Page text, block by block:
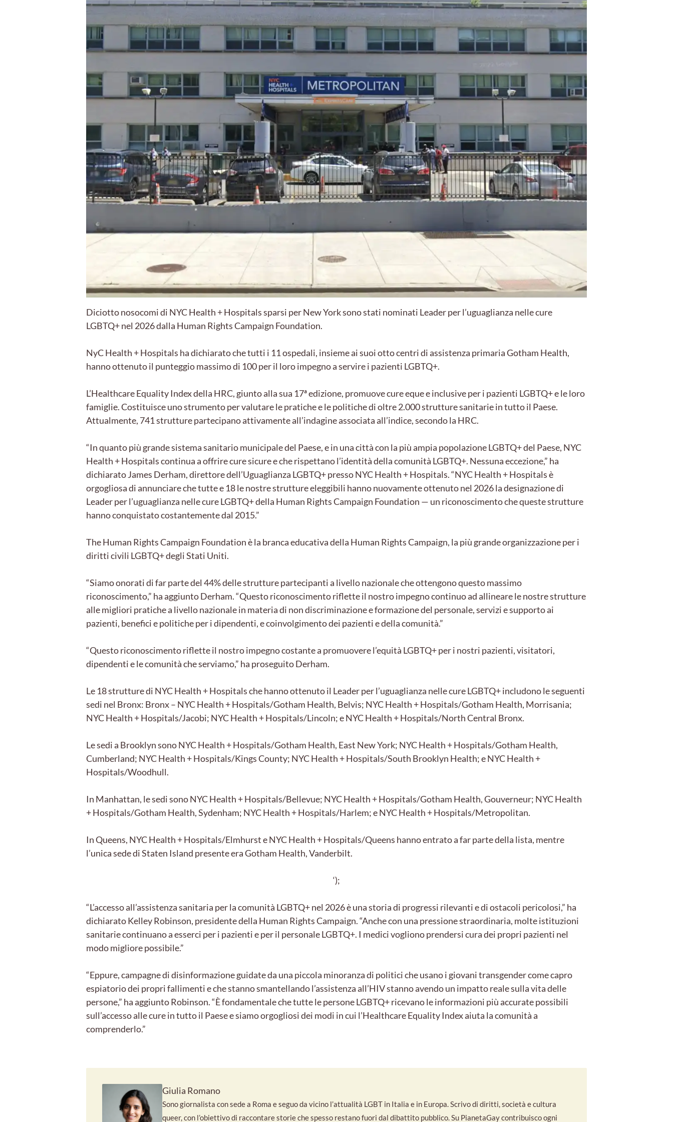
Diciotto nosocomi di NYC Health + Hospitals sparsi per New York sono stati nominati Leader per l’uguaglianza nelle cure
LGBTQ+ nel 2026 dalla Human Rights Campaign Foundation.
NyC Health + Hospitals ha dichiarato che tutti i 11 ospedali, insieme ai suoi otto centri di assistenza primaria Gotham Health,
hanno ottenuto il punteggio massimo di 100 per il loro impegno a servire i pazienti LGBTQ+.
L’Healthcare Equality Index della HRC, giunto alla sua 17ª edizione, promuove cure eque e inclusive per i pazienti LGBTQ+ e le loro
famiglie. Costituisce uno strumento per valutare le pratiche e le politiche di oltre 2.000 strutture sanitarie in tutto il Paese.
Attualmente, 741 strutture partecipano attivamente all’indagine associata all’indice, secondo la HRC.
“In quanto più grande sistema sanitario municipale del Paese, e in una città con la più ampia popolazione LGBTQ+ del Paese, NYC
Health + Hospitals continua a offrire cure sicure e che rispettano l’identità della comunità LGBTQ+. Nessuna eccezione,” ha
dichiarato James Derham, direttore dell’Uguaglianza LGBTQ+ presso NYC Health + Hospitals. “NYC Health + Hospitals è
orgogliosa di annunciare che tutte e 18 le nostre strutture eleggibili hanno nuovamente ottenuto nel 2026 la designazione di
Leader per l’uguaglianza nelle cure LGBTQ+ della Human Rights Campaign Foundation — un riconoscimento che queste strutture
hanno conquistato costantemente dal 2015.”
TheHuman Rights Campaign Foundation è la branca educativa della Human Rights Campaign, la più grande organizzazione per i
diritti civili LGBTQ+ degli Stati Uniti.
“Siamo onorati di far parte del 44% delle strutture partecipanti a livello nazionale che ottengono questo massimo
riconoscimento,” ha aggiunto Derham. “Questo riconoscimento riflette il nostro impegno continuo ad allineare le nostre strutture
alle migliori pratiche a livello nazionale in materia di non discriminazione e formazione del personale, servizi e supporto ai
pazienti, benefici e politiche per i dipendenti, e coinvolgimento dei pazienti e della comunità.”
“Questo riconoscimento riflette il nostro impegno costante a promuovere l’equità LGBTQ+ per i nostri pazienti, visitatori,
dipendenti e le comunità che serviamo,” ha proseguito Derham.
Le 18 strutture di NYC Health + Hospitals che hanno ottenuto il Leader per l’uguaglianza nelle cure LGBTQ+ includono le seguenti
sedi nel Bronx: Bronx – NYC Health + Hospitals/Gotham Health, Belvis; NYC Health + Hospitals/Gotham Health, Morrisania;
NYC Health + Hospitals/Jacobi; NYC Health + Hospitals/Lincoln; e NYC Health + Hospitals/North Central Bronx.
Le sedi a Brooklyn sono NYC Health + Hospitals/Gotham Health, East New York; NYC Health + Hospitals/Gotham Health,
Cumberland; NYC Health + Hospitals/Kings County; NYC Health + Hospitals/South Brooklyn Health; e NYC Health +
Hospitals/Woodhull.
In Manhattan, le sedi sono NYC Health + Hospitals/Bellevue; NYC Health + Hospitals/Gotham Health, Gouverneur; NYC Health
+ Hospitals/Gotham Health, Sydenham; NYC Health + Hospitals/Harlem; e NYC Health + Hospitals/Metropolitan.
In Queens, NYC Health + Hospitals/Elmhurst e NYC Health + Hospitals/Queens hanno entrato a far parte della lista, mentre
l’unica sede di Staten Island presente era Gotham Health, Vanderbilt.
‘);
“L’accesso all’assistenza sanitaria per la comunità LGBTQ+ nel 2026 è una storia di progressi rilevanti e di ostacoli pericolosi,” ha
dichiarato Kelley Robinson, presidente della Human Rights Campaign. “Anche con una pressione straordinaria, molte istituzioni
sanitarie continuano a esserci per i pazienti e per il personale LGBTQ+. I medici vogliono prendersi cura dei propri pazienti nel
modo migliore possibile.”
“Eppure, campagne di disinformazione guidate da una piccola minoranza di politici che usano i giovani transgender come capro
espiatorio dei propri fallimenti e che stanno smantellando l’assistenza all’HIV stanno avendo un impatto reale sulla vita delle
persone,” ha aggiunto Robinson. “È fondamentale che tutte le persone LGBTQ+ ricevano le informazioni più accurate possibili
sull’accesso alle cure in tutto il Paese e siamo orgogliosi dei modi in cui l’Healthcare Equality Index aiuta la comunità a
comprenderlo.”
Giulia Romano
Sono giornalista con sede a Roma e seguo da vicino l’attualità LGBT in Italia e in Europa. Scrivo di diritti, società e cultura
queer, con l’obiettivo di raccontare storie che spesso restano fuori dal dibattito pubblico. Su PianetaGay contribuisco ogni